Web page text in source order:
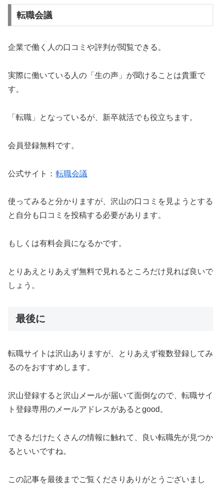
転職会議
企業で働く人の口コミや評判が閲覧できる。
実際に働いている人の「生の声」が聞けることは貴重で
す。
「転職」となっているが、新卒就活でも役立ちます。
会員登録無料です。
公式サイト： 転職会議
使ってみると分かりますが、沢山の口コミを見ようとする
と自分も口コミを投稿する必要があります。
もしくは有料会員になるかです。
とりあえとりあえず無料で見れるところだけ見れば良いで
しょう。
最後に
転職サイトは沢山ありますが、とりあえず複数登録してみ
るのをおすすめします。
沢山登録すると沢山メールが届いて面倒なので、転職サイ
ト登録専用のメールアドレスがあるとgood。
できるだけたくさんの情報に触れて、良い転職先が見つか
るといいですね。
この記事を最後までご覧くださりありがとうございまし